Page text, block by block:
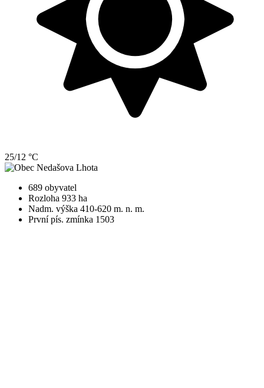
25/12 °C
689 obyvatel
Rozloha 933 ha
Nadm. výška 410-620 m. n. m.
První pís. zmínka 1503